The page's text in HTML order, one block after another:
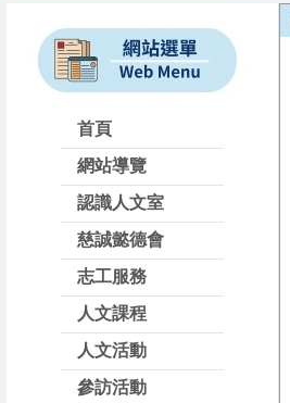
首頁
網站導覽
認識人文室
慈誠懿德會
志工服務
人文課程
人文活動
參訪活動